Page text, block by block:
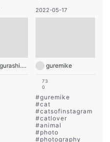
nagomigurashi.wakayama
2022-05-17
guremike
73
0
#guremike
#cat
#catsofinstagram
#catlover
#animal
#photo
#photography